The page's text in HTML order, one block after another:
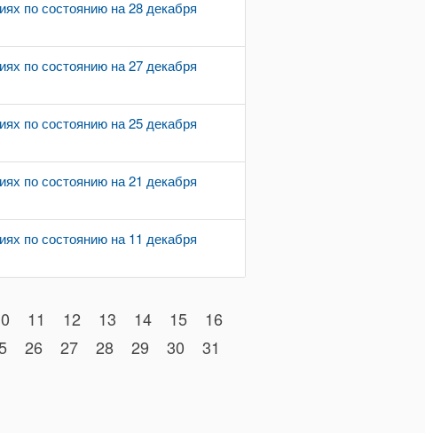
по состоянию на 28 декабря
по состоянию на 27 декабря
по состоянию на 25 декабря
по состоянию на 21 декабря
по состоянию на 11 декабря
11 12 13 14 15
16
26 27 28 29 30
31